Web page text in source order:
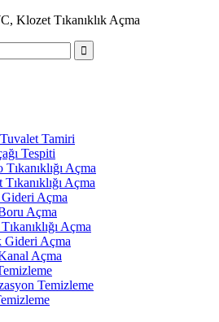
Klozet Tıkanıklık Açma
Tamiri
Tespiti
Açma
Açma
Açma
Açma
Açma
Açma
Açma
Temizleme